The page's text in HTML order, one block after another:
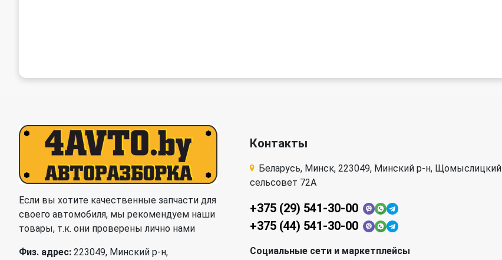
Если вы хотите качественные запчасти для
своего автомобиля, мы рекомендуем наши
товары, т.к. они проверены лично нами
Физ. адрес: 223049, Минский р-н,
Контакты
Беларусь, Минск, 223049, Минский р-н, Щомыслицкий
сельсовет 72А
+375 (29) 541-30-00
+375 (44) 541-30-00
Социальные сети и маркетплейсы